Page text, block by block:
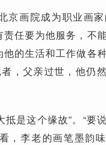
京画院成为职业画
任要为他服务，不
的生活和工作做各
，父亲过世，他仍
是这个缘故”。“要
，李老的画笔墨韵